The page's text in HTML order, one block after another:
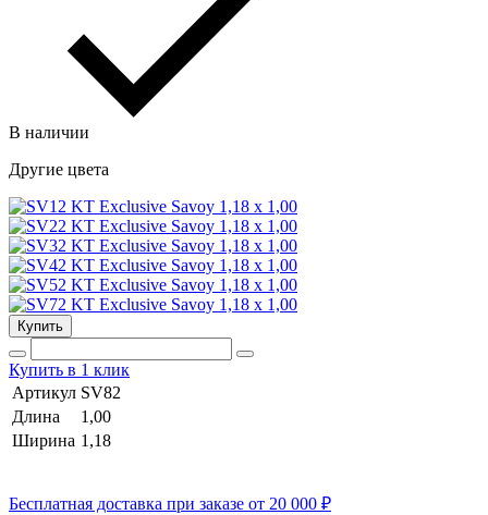
В наличии
Другие цвета
Купить
Купить в 1 клик
Артикул SV82
Длина
1,00
Ширина 1,18
Бесплатная доставка при заказе от 20 000 ₽